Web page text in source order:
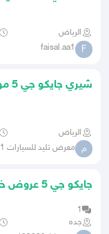
الرياض
F
faisal.aa1
شيري جايكو جي 5 موديل 2027
الرياض
م معرض تليد للسيارات 1
جايكو جي 5 عروض خاصه
1
جده